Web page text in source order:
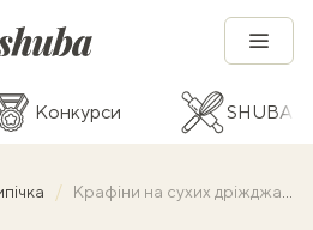
Конкурси SHUBA
Крафіни на сухих дріжджах — рецепт неповторної випічки